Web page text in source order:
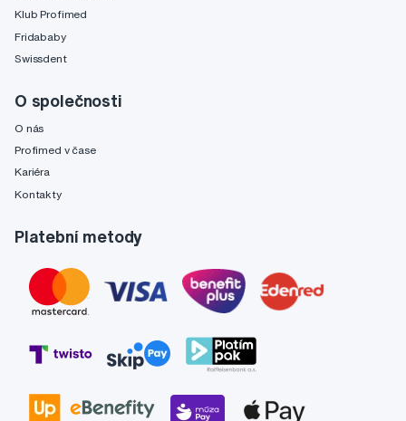
Klub Profimed
Fridababy
Swissdent
O společnosti
O nás
Profimed v čase
Kariéra
Kontakty
Platební metody